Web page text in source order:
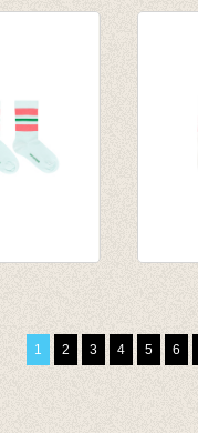
white/
€
1 2 3 4 5 6